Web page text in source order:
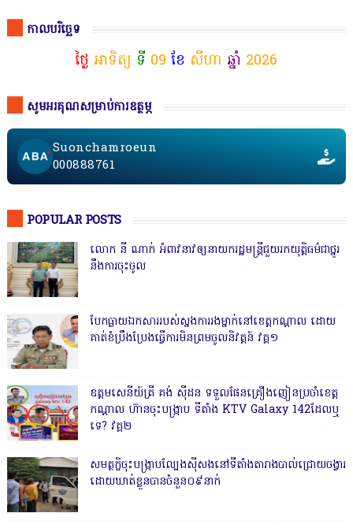
កាលបរិច្ឆេទ
ថ្ងៃ អាទិត្យ ទី 09 ខែ សីហា ឆ្នាំ 2026
សូមអរគុណសម្រាប់ការឧត្ថម្ភ
Suonchamroeun
000888761
POPULAR POSTS
លោក នី ណាក់ អំពាវនាវឲ្យនាយករដ្ឋមន្ត្រីជួយរកយុត្តិធម៌ជាថ្នូរ
នឹងការចុះចូល
បែកធ្លាយឯកសាររបស់ស្នងការរងម្នាក់នៅខេត្តកណ្ដាល ដោយ
គាត់ខំប្រឹងប្រែងធ្វើការមិនព្រមចូលនិវត្តន៍ វគ្គ១
ឧត្តមសេនីយ៍ត្រី គង់ ស៊ីដន ទទួលផែនគ្រឿងញៀនប្រចាំខេត្ត
កណ្តាល ហ៊ានចុះបង្ក្រាប ទីតាំង KTV Galaxy 142ដែលឬ
ទេ? វគ្គ២
សមត្ថកិ្ចចុះបង្ក្រាបល្បែងស៊ីសងនៅទីតាំងតារាងបាល់ជ្រោយចង្វារ
ដោយឃាត់ខ្លួនបានចំនួន០៩នាក់